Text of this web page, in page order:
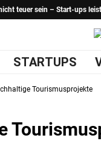
teuer sein – Start-ups
STARTUPS
Tourismusprojekte